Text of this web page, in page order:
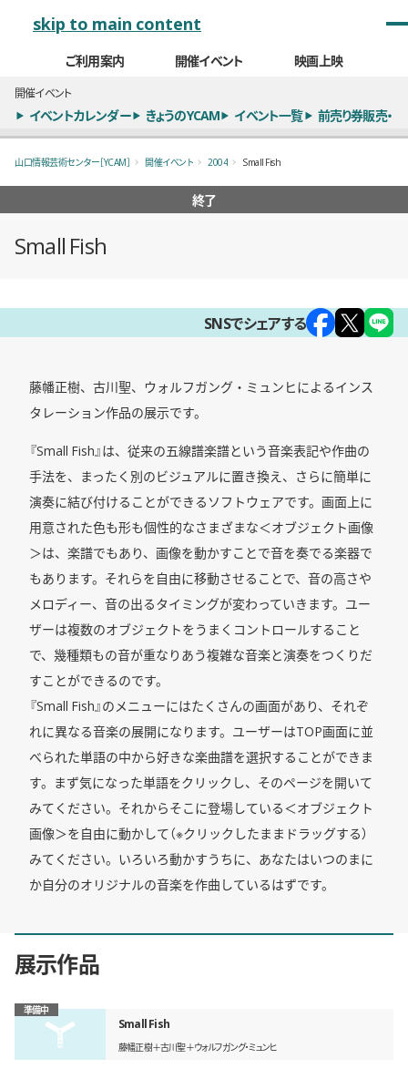
skip to main content
ご利用案内 開催イベント 映画上映
開催イベント
イベントカレンダー きょうのYCAM イベント一覧 前売り券販売・
山口情報芸術センター［YCAM］ 開催イベント 2004 Small Fish
終了
Small Fish
SNSでシェアする
藤幡正樹、古川聖、ウォルフガング・ミュンヒによるインス
タレーション作品の展示です。
『Small Fish』は、従来の五線譜楽譜という音楽表記や作曲の
手法を、まったく別のビジュアルに置き換え、さらに簡単に
演奏に結び付けることができるソフトウェアです。画面上に
用意された色も形も個性的なさまざまな＜オブジェクト画像
＞は、楽譜でもあり、画像を動かすことで音を奏でる楽器で
もあります。それらを自由に移動させることで、音の高さや
メロディー、音の出るタイミングが変わっていきます。ユー
ザーは複数のオブジェクトをうまくコントロールすること
で、幾種類もの音が重なりあう複雑な音楽と演奏をつくりだ
すことができるのです。
『Small Fish』のメニューにはたくさんの画面があり、それぞ
れに異なる音楽の展開になります。ユーザーはTOP画面に並
べられた単語の中から好きな楽曲譜を選択することができま
す。まず気になった単語をクリックし、そのページを開いて
みてください。それからそこに登場している＜オブジェクト
画像＞を自由に動かして（※クリックしたままドラッグする）
みてください。いろいろ動かすうちに、あなたはいつのまに
か自分のオリジナルの音楽を作曲しているはずです。
展示作品
準備中
Small Fish
藤幡正樹＋古川聖＋ウォルフガング・ミュンヒ